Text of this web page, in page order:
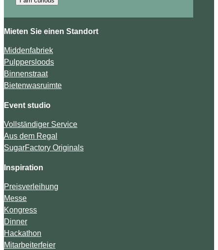
Mieten Sie einen Standort
Middenfabriek
Pulppersloods
Binnenstraat
Bietenwasruimte
Event studio
Vollständiger Service
Aus dem Regal
SugarFactory Originals
Inspiration
Preisverleihung
Messe
Kongress
Dinner
Hackathon
Mitarbeiterfeier